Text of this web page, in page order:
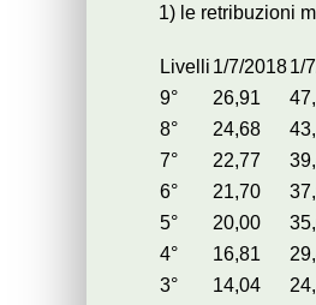
1) le retribuzioni
Livelli 1/7/20181/
9°
26,91
8°
24,68
7°
22,77
6°
21,70
5°
20,00
4°
16,81
3°
14,04